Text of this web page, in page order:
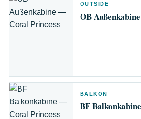
OUTSIDE
OB Außenkabine
BALKON
BF Balkonkabine